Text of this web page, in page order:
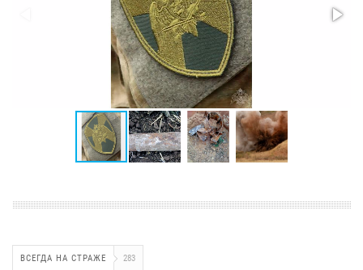
ВСЕГДА НА СТРАЖЕ 283